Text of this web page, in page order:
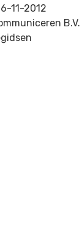
11-2012
B.V.